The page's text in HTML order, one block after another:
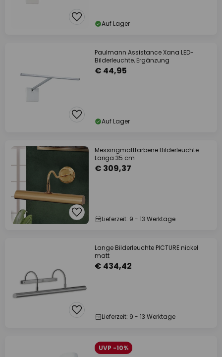
Auf Lager
Paulmann Assistance Xana LED-
Bilderleuchte, Ergänzung
€ 44,95
Auf Lager
Messingmattfarbene Bilderleuchte
Lariga 35 cm
€ 309,37
Lieferzeit: 9 - 13 Werktage
Lange Bilderleuchte PICTURE nickel
matt
€ 434,42
Lieferzeit: 9 - 13 Werktage
UVP -10%